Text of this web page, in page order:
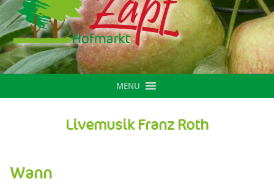
MENU
Livemusik Franz Roth
Wann